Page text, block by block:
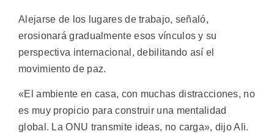
Alejarse de los lugares de trabajo, señaló,
erosionará gradualmente esos vínculos y su
perspectiva internacional, debilitando así el
movimiento de paz.
«El ambiente en casa, con muchas distracciones, no
es muy propicio para construir una mentalidad
global. La ONU transmite ideas, no carga», dijo Ali.